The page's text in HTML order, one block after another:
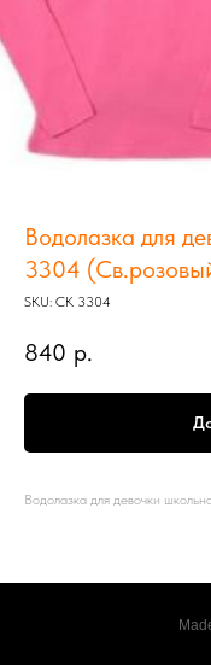
Водолазка для
3304
SKU: СК 3304
840 р.
Водолазка для девочки